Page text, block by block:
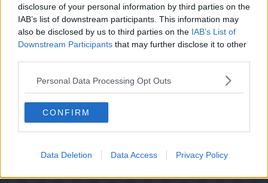
disclosure of your personal information by third parties on the
IAB’s list of downstream participants. This information may
also be disclosed by us to third parties on the IAB’s List of
Downstream Participants that may further disclose it to other
Personal Data Processing Opt Outs
CONFIRM
Data Deletion Data Access Privacy Policy